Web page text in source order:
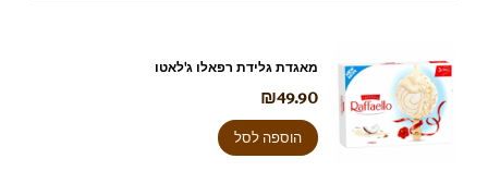
מאגדת גלידת רפאלו ג'לאטו
₪49.90
הוספה לסל